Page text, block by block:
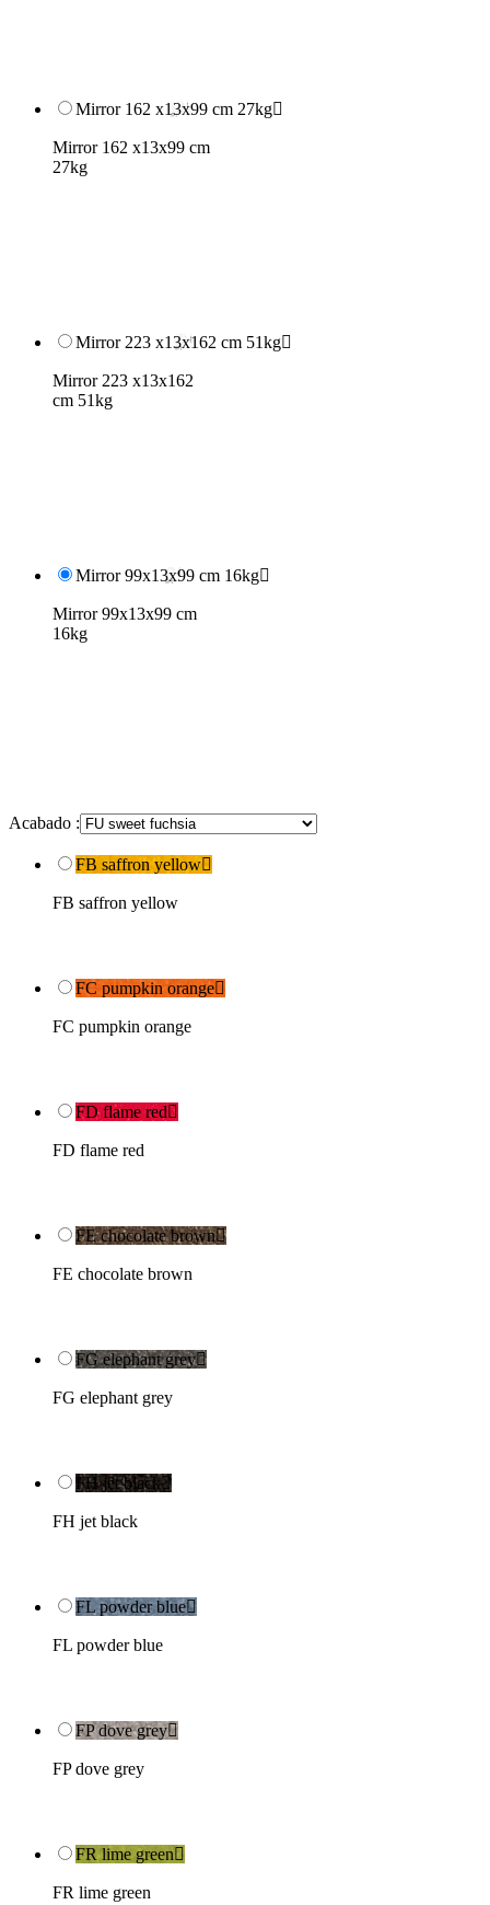
Mirror 162 x13x99 cm 27kg
Mirror 162 x13x99 cm
27kg
Mirror 223 x13x162 cm 51kg
Mirror 223 x13x162
cm 51kg
Mirror 99x13x99 cm 16kg
Mirror 99x13x99 cm
16kg
Acabado :
FB saffron yellow
FB saffron yellow
FC pumpkin orange
FC pumpkin orange
FD flame red
FD flame red
FE chocolate brown
FE chocolate brown
FG elephant grey
FG elephant grey
FH jet black
FH jet black
FL powder blue
FL powder blue
FP dove grey
FP dove grey
FR lime green
FR lime green